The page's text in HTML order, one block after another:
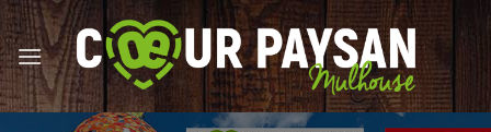
Skip
to
content